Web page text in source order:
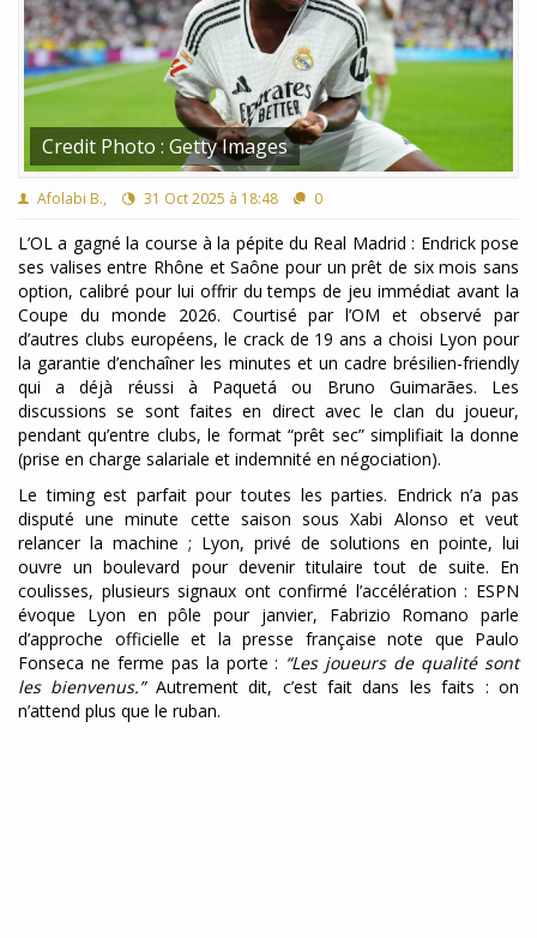
Credit Photo : Getty Images
Afolabi B., 31 Oct 2025 à 18:48 0
L’OL a gagné la course à la pépite du Real Madrid : Endrick pose
ses valises entre Rhône et Saône pour un prêt de six mois sans
option, calibré pour lui offrir du temps de jeu immédiat avant la
Coupe du monde 2026. Courtisé par l’OM et observé par
d’autres clubs européens, le crack de 19 ans a choisi Lyon pour
la garantie d’enchaîner les minutes et un cadre brésilien-friendly
qui a déjà réussi à Paquetá ou Bruno Guimarães. Les
discussions se sont faites en direct avec le clan du joueur,
pendant qu’entre clubs, le format “prêt sec” simplifiait la donne
(prise en charge salariale et indemnité en négociation).
Le timing est parfait pour toutes les parties. Endrick n’a pas
disputé une minute cette saison sous Xabi Alonso et veut
relancer la machine ; Lyon, privé de solutions en pointe, lui
ouvre un boulevard pour devenir titulaire tout de suite. En
coulisses, plusieurs signaux ont confirmé l’accélération : ESPN
évoque Lyon en pôle pour janvier, Fabrizio Romano parle
d’approche officielle et la presse française note que Paulo
Fonseca ne ferme pas la porte : “Les joueurs de qualité sont
les bienvenus.”Autrement dit, c’est fait dans les faits : on
n’attend plus que le ruban.